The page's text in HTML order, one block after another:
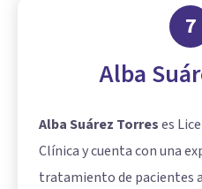
7
Alba
Alba Suárez Torreses
Clínica y cuenta con una
tratamiento de pacientes